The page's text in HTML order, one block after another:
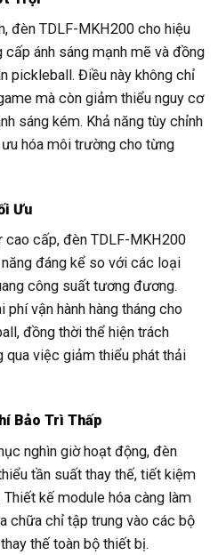
đèn TDLF-MKH200 cho hiệu
cấp ánh sáng mạnh mẽ và đồng
pickleball. Điều này không chỉ
mà còn giảm thiểu nguy cơ
sáng kém. Khả năng tùy chỉnh
hóa môi trường cho từng
Ưu
cao cấp, đèn TDLF-MKH200
đáng kể so với các loại
công suất tương đương.
vận hành hàng tháng cho
đồng thời thể hiện trách
việc giảm thiểu phát thải
Bảo Trì Thấp
nghìn giờ hoạt động, đèn
tần suất thay thế, tiết kiệm
kế module hóa càng làm
chữa chỉ tập trung vào các bộ
thế toàn bộ thiết bị.